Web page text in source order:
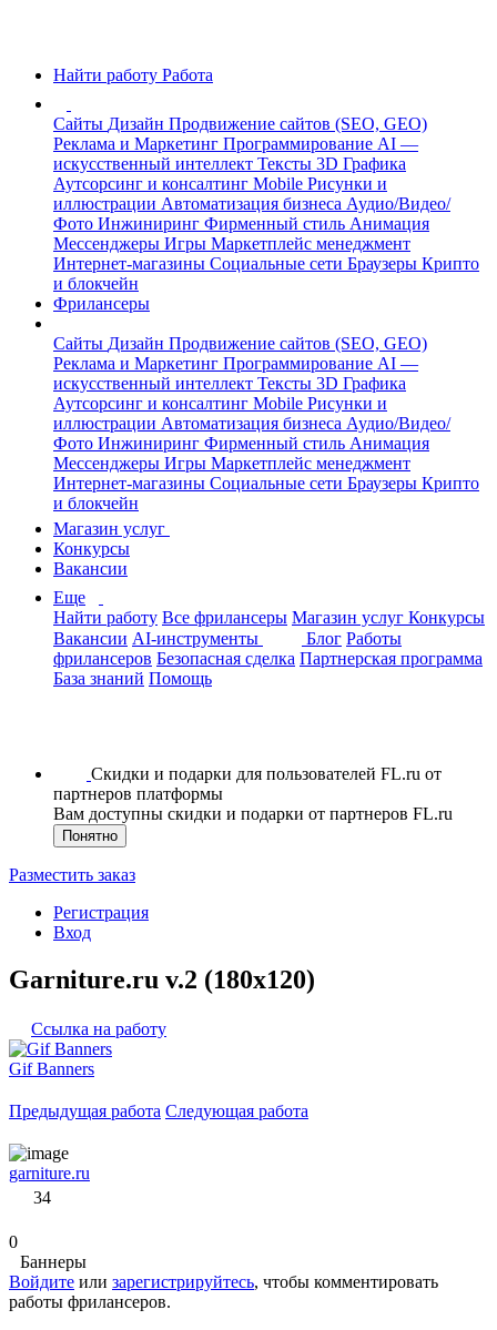
Найти работу Работа
Сайты Дизайн Продвижение сайтов (SEO, GEO)
Реклама и Маркетинг Программирование AI —
искусственный интеллект Тексты 3D Графика
Аутсорсинг и консалтинг Mobile Рисунки и
иллюстрации Автоматизация бизнеса Аудио/Видео/
Фото Инжиниринг Фирменный стиль Анимация
Мессенджеры Игры Маркетплейс менеджмент
Интернет-магазины Социальные сети Браузеры Крипто
и блокчейн
Фрилансеры
Сайты Дизайн Продвижение сайтов (SEO, GEO)
Реклама и Маркетинг Программирование AI —
искусственный интеллект Тексты 3D Графика
Аутсорсинг и консалтинг Mobile Рисунки и
иллюстрации Автоматизация бизнеса Аудио/Видео/
Фото Инжиниринг Фирменный стиль Анимация
Мессенджеры Игры Маркетплейс менеджмент
Интернет-магазины Социальные сети Браузеры Крипто
и блокчейн
Магазин услуг
Конкурсы
Вакансии
Еще
Найти работу Все фрилансеры Магазин услуг Конкурсы
Вакансии AI-инструменты Блог Работы
фрилансеров Безопасная сделка Партнерская программа
База знаний Помощь
Скидки и подарки для пользователей FL.ru от
партнеров платформы
Вам доступны скидки и подарки от партнеров FL.ru
Понятно
Разместить заказ
Регистрация
Вход
Garniture.ru v.2 (180х120)
Ссылка на работу
Gif Banners
Предыдущая работа Следующая работа
garniture.ru
34
0
Баннеры
Войдите или зарегистрируйтесь, чтобы комментировать
работы фрилансеров.